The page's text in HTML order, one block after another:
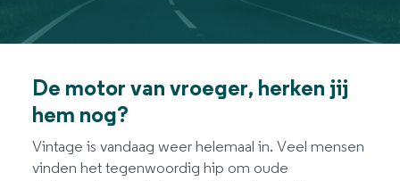
De motor van vroeger, herken jij
hem nog?
Vintage is vandaag weer helemaal in. Veel mensen
vinden het tegenwoordig hip om oude